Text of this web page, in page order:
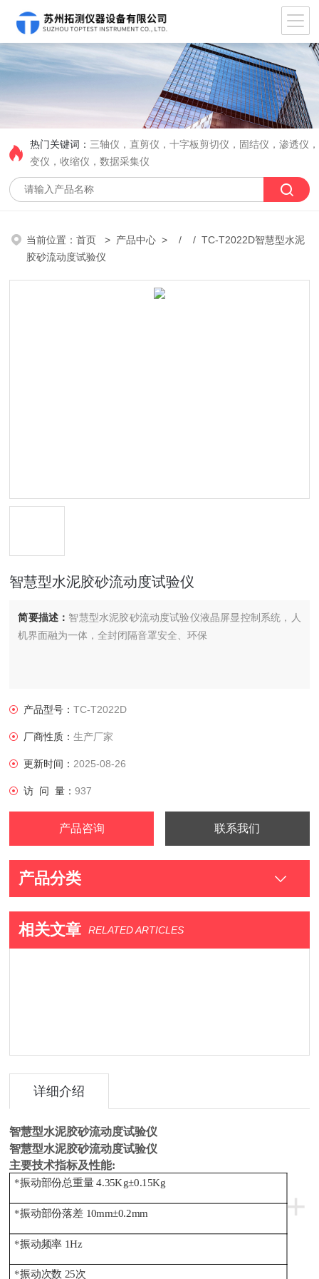
热门关键词： 三轴仪，直剪仪，十字板剪切仪，固结仪，渗透仪
变仪，收缩仪，数据采集仪
当前位置：首页 > 产品中心 > / / TC-T2022D智慧型水泥
胶砂流动度试验仪
智慧型水泥胶砂流动度试验仪
简要描述： 智慧型水泥胶砂流动度试验仪液晶屏显控制系统，人
机界面融为一体，全封闭隔音罩安全、环保
产品型号：TC-T2022D
厂商性质：生产厂家
更新时间： 2025-08-26
访 问 量：937
产品咨询 联系我们
产品分类
相关文章 RELATED ARTICLES
详细介绍
智慧型水泥胶砂流动度试验仪
智慧型水泥胶砂流动度试验仪
主要技术指标及性能:
+
*振动部份总重量 4.35Kg±0.15Kg
*振动部份落差 10mm±0.2mm
*振动频率 1Hz
*振动次数 25次